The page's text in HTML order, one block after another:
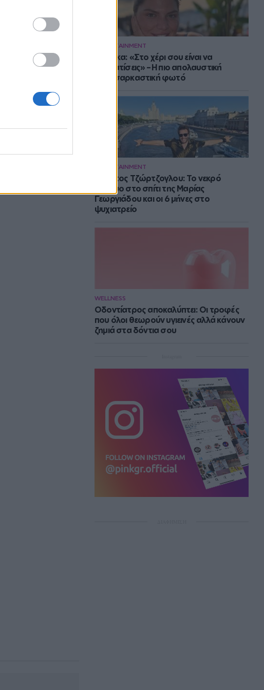
ENTERTAINMENT
Μπάρκα: «Στο χέρι σου είναι να
αδυνατίσεις» – Η πιο απολαυστική
αυτοσαρκαστική φωτό
ENTERTAINMENT
Στράτος Τζώρτζογλου: Το νεκρό
έμβρυο στο σπίτι της Μαρίας
Γεωργιάδου και οι 6 μήνες στο
ψυχιατρείο
WELLNESS
Οδοντίατρος αποκαλύπτει: Οι τροφές
που όλοι θεωρούν υγιεινές αλλά κάνουν
ζημιά στα δόντια σου